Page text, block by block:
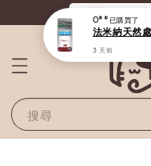
《滿800全
搜尋
O**已購買了
法米納天然
3 天前